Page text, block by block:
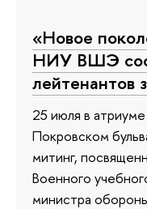
«Новое
НИУ ВШЭ
лейтенантов
25 июля в
Покровском
митинг,
Военного
министра